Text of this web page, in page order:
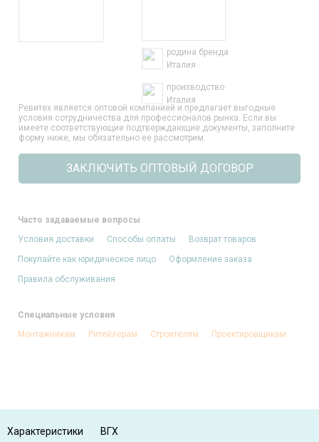
родина бренда
Италия
производство
Италия
Ревитех является оптовой компанией и предлагает выгодные
условия сотрудничества для профессионалов рынка. Если вы
имеете соответствующие подтверждающие документы, заполните
форму ниже, мы обязательно ее рассмотрим.
ЗАКЛЮЧИТЬ ОПТОВЫЙ ДОГОВОР
Часто задаваемые вопросы
Условия доставки
Способы оплаты
Возврат товаров
Покупайте как юридическое лицо
Оформление заказа
Правила обслуживания
Специальные условия
Монтажникам
Ритейлерам Строителям Проектировщикам
Характеристики ВГХ